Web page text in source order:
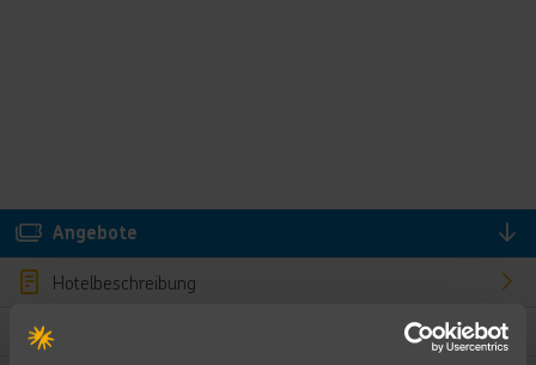
Angebote
Hotelbeschreibung